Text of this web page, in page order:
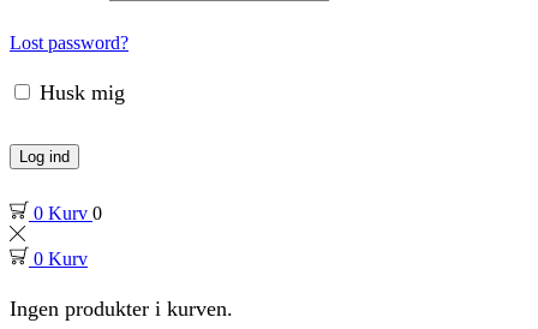
Lost password?
Husk mig
Log ind
0 Kurv 0
0 Kurv
Ingen produkter i kurven.